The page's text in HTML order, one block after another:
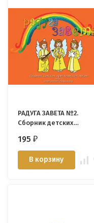
РАДУГА ЗАВЕТА №2.
Сборник детских
Наталия Лозовская + CD
195₽
В корзину